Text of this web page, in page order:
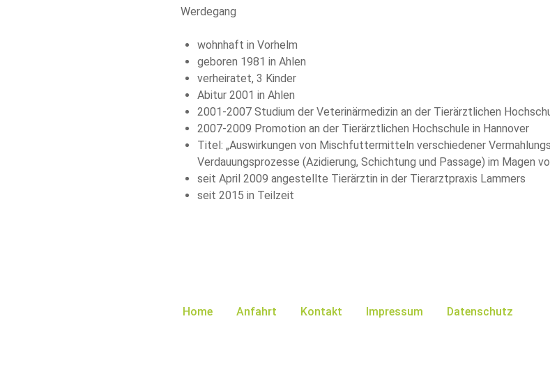
Werdegang
wohnhaft in Vorhelm
geboren 1981 in Ahlen
verheiratet, 3 Kinder
Abitur 2001 in Ahlen
2001-2007 Studium der Veterinärmedizin an der Tierärztlichen
2007-2009 Promotion an der Tierärztlichen Hochschule in Hannover
Titel: „Auswirkungen von Mischfuttermitteln verschiedener
Verdauungsprozesse (Azidierung, Schichtung und Passage) im Magen
seit April 2009 angestellte Tierärztin in der Tierarztpraxis Lammers
seit 2015 in Teilzeit
Home Anfahrt Kontakt Impressum Datenschutz